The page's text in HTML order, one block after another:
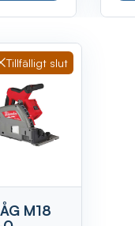
Tillfälligt slut
M18